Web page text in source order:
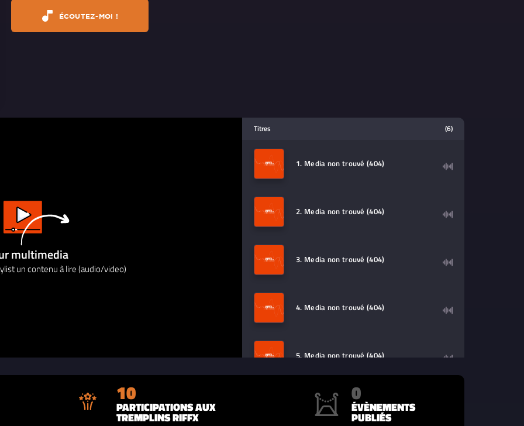
ÉCOUTEZ-MOI !
multimedia
un contenu à lire (audio/video)
Titres (6)
1. Media non trouvé (404)
2. Media non trouvé (404)
3. Media non trouvé (404)
4. Media non trouvé (404)
5. Media non trouvé (404)
6. Media non trouvé (404)
10
PARTICIPATIONS AUX
TREMPLINS RIFFX
0
ÉVÈNEMENTS
PUBLIÉS